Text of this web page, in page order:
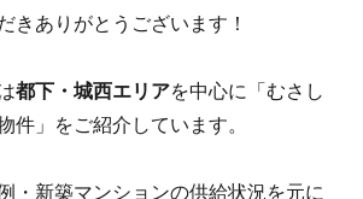
きありがとうございます！
都下・城西エリアを中心に「むさし
件」をご紹介しています。
・新築マンションの供給状況を元に